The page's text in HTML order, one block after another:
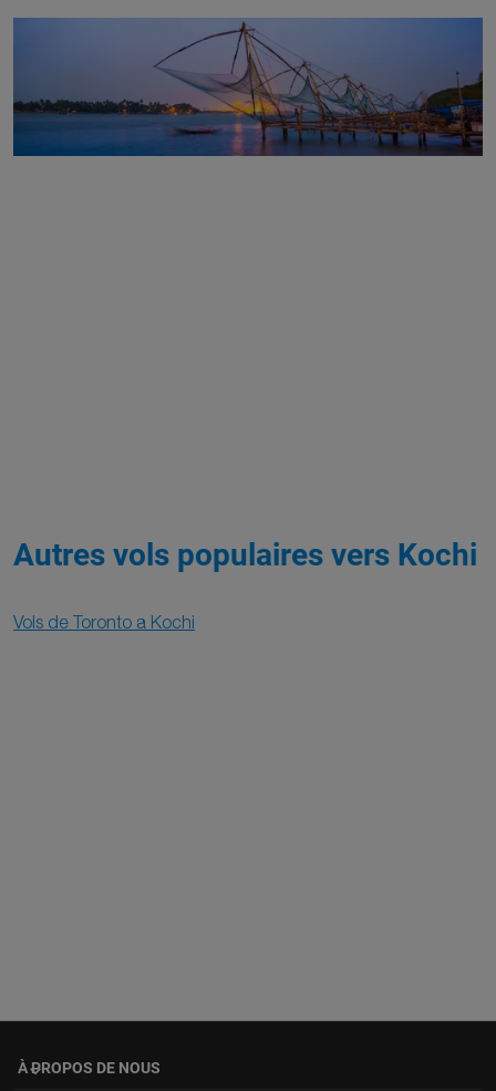
Autres vols populaires vers Kochi
Vols de Toronto a Kochi
À PROPOS DE NOUS
keyboard_arrow_down